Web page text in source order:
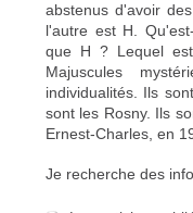
abstenus d'avoir
l'autre est H.
que H ? Lequel
Majuscules
individualités. Ils
sont les Rosny. Ils
Ernest-Charles, en
Je recherche des